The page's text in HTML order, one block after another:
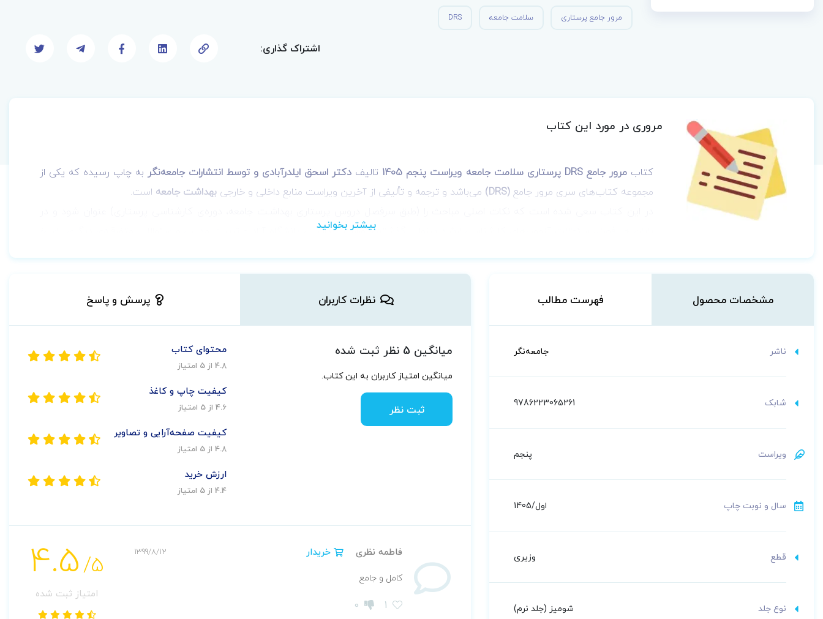
مرور جامع پرستاری سلامت جامعه DRS
اشتراک گذاری:
مروری در مورد این کتاب
کتاب مرور جامع DRS پرستاری سلامت جامعه ویراست پنجم 1405 تالیف دکتر اسحق ایلدرآبادی و توسط انتشارات جامعه‌نگربه چاپ رسیده که یکی از
مجموعه کتاب‌های سری مرور جامع(DRS) می‌باشد و ترجمه و تألیفی از آخرین ویراست منابع داخلی و خارجیبهداشت جامعه است.
پایان هر فصل، سئوالات آزمون‌های کارشناسی ارشـد سنوات گذشته‌ی وزارت بهداشت، دانشگاه آزاد و تربیت مدرس و سئوالات متفرقـه‌ی دیگری پاسـخ
این کتاب برای شرکت در
استخدامی و کارشناسی ارشد رشته پرستاریتوصیه می‌گردد.
مشخصات محصول فهرست مطالب
ناشر جامعه‌نگر
شابک 9786223065261
ویراست پنجم
سال و نوبت چاپ اول/1405
قطع وزیری
نوع جلد شومیز (جلد نرم)
نظرات کاربران پرسش و پاسخ
میانگین 5 نظر ثبت شده
میانگین امتیاز کاربران به این کتاب.
ثبت نظر
محتوای کتاب
4.8 از 5 امتیاز
کیفیت چاپ و کاغذ
4.6 از 5 امتیاز
کیفیت صفحه‌آرایی و تصاویر
4.8 از 5 امتیاز
ارزش خرید
4.4 از 5 امتیاز
فاطمه نظری خریدار 1399/8/12
کامل و جامع
1
0
4.5/5
امتیاز ثبت شده